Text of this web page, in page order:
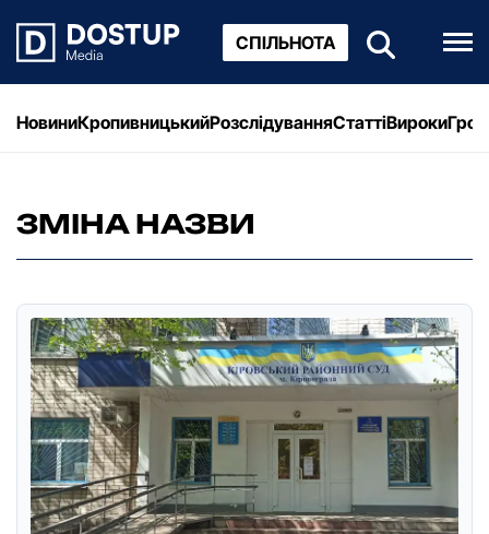
СПІЛЬНОТА
НовиниКропивницькийРозслідуванняСтаттіВироки
ЗМІНА НАЗВИ